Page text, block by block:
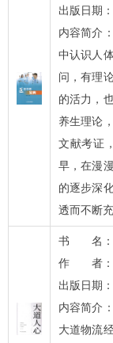
出版日期
内容简介
中认识人
问，有理
的活力，
养生理论
文献考证
早，在漫
的逐步深
透而不断
书 名：
作 者：
出版日期
内容简介
大道物流